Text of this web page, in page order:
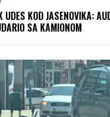
UDES KOD JASENOVIKA:
SA KAMIONOM